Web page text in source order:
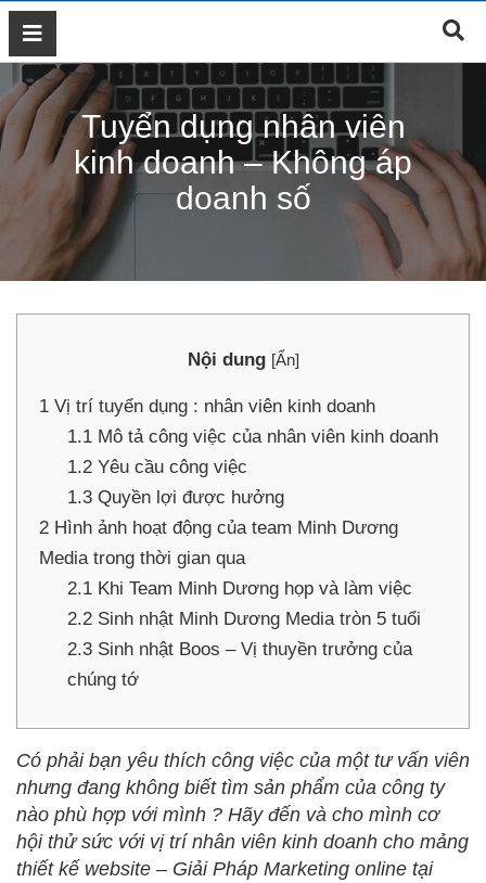
GIỚI
THIỆU
DỊCH
VỤ
MARKETING
ĐÀO
TẠO
MARKETING
KẾ
LIÊN
Tuyển dụng nhân viên
kinh doanh – Không áp
doanh số
Nội dung [Ẩn]
1 Vị trí tuyển dụng : nhân viên kinh doanh
1.1Mô tả công việc của nhân viên kinh doanh
1.2Yêu cầu công việc
1.3Quyền lợi được hưởng
2 Hình ảnh hoạt động của team Minh Dương
Media trong thời gian qua
2.1Khi Team Minh Dương họp và làm việc
2.2Sinh nhật Minh Dương Media tròn 5 tuổi
2.3Sinh nhật Boos – Vị thuyền trưởng của
chúng tớ
Có phải bạn yêu thích công việc của một tư vấn viên
nhưng đang không biết tìm sản phẩm của công ty
nào phù hợp với mình ? Hãy đến và cho mình cơ
hội thử sức với vị trí nhân viên kinh doanh cho mảng
thiết kế website – Giải Pháp Marketing online tại